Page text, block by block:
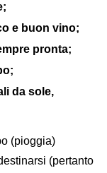
e buon vino;
pronta;
da sole,
(pioggia)
(pertanto